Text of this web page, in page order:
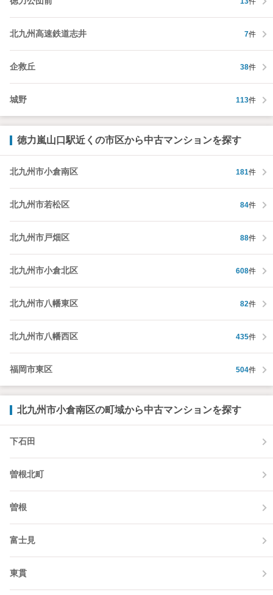
北九州高速鉄道志井 7件
企救丘 38件
城野 113件
徳力嵐山口駅近くの市区から中古マンションを探す
北九州市小倉南区 181件
北九州市若松区 84件
北九州市戸畑区 88件
北九州市小倉北区 608件
北九州市八幡東区 82件
北九州市八幡西区 435件
福岡市東区 504件
北九州市小倉南区の町域から中古マンションを探す
下石田
曽根北町
曽根
富士見
東貫